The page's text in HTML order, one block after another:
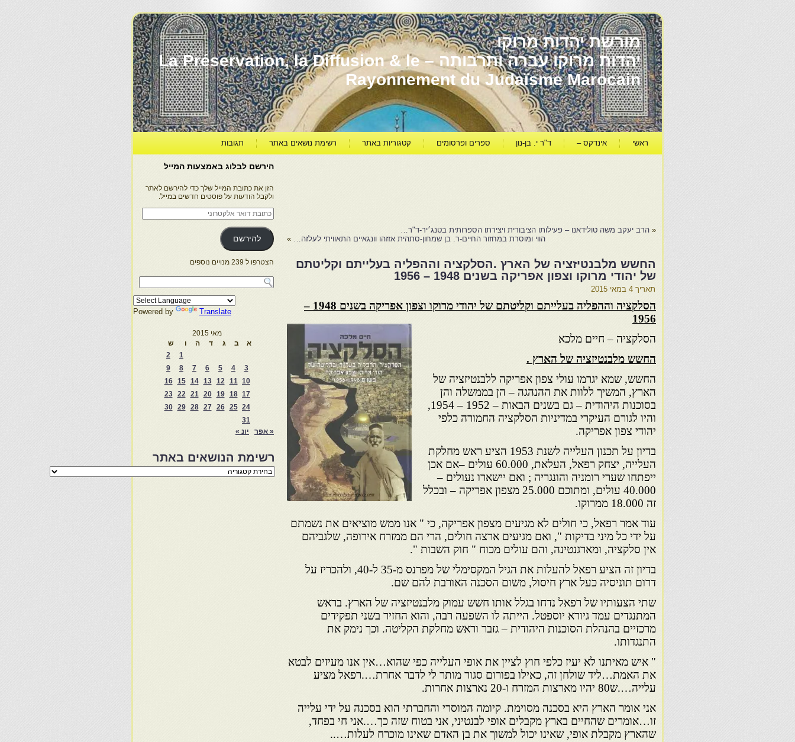
מורשת יהדות מרוקו
יהדות מרוקו עברה ותרבותה – La Préservation, la Diffusion & le
Rayonnement du Judaïsme Marocain
ראשי אינדקס – ד"ר י. בן-נון ספרים ופרסומים קטגוריות באתר רשימת נושאים באתר תגובות
« הרב יעקב משה טולידאנו – פעילותו הציבורית ויצירתו הספרותית בטנג׳יר-ד"ר…
הווי ומוסרת במחזור החיים-ר. בן שמחון-סתהית אזזהו וונגאיים התאוויתי לעלזה… »
החשש מלבנטיזציה של הארץ .הסלקציה וההפליה בעלייתם וקליטתם
של יהודי מרוקו וצפון אפריקה בשנים 1948 – 1956
תאריך 4 במאי 2015
הסלקציה וההפליה בעלייתם וקליטתם של יהודי מרוקו וצפון אפריקה בשנים 1948 –
1956
הסלקציה – חיים מלכא
החשש מלבנטיזציה של הארץ .
החשש, שמא יגרמו עולי צפון אפריקה ללבנטיזציה של
הארץ, המשיך ללוות את ההנהגה – הן בממשלה והן
בסוכנות היהודית – גם בשנים הבאות – 1952 – 1954,
והיו לגורם העיקרי במדיניות הסלקציה החמורה כלפי
יהודי צפון אפריקה.
בדיון על תכנון העלייה לשנת 1953 הציע ראש מחלקת
העלייה, יצחק רפאל, העלאת, 60.000 עולים –אם אכן
ייפתחו שערי רומניה והונגריה ; ואם יישארו נעולים –
40.000 עולים, ומתוכם 25.000 מצפון אפריקה – ובכלל
זה 18.000 ממרוקו.
עוד אמר רפאל, כי חולים לא מגיעים מצפון אפריקה, כי " אנו ממש מוציאים את נשמתם
על ידי כל מיני בדיקות ", ואם מגיעים ארצה חולים, הרי הם ממזרח אירופה, שלגביהם
אין סלקציה, ומארגנטינה, והם עולים מכוח " חוק השבות ".
בדיון זה הציע רפאל להעלות את הגיל המקסימלי של מפרנס מ-35 ל-40, ולהכריז על
דרום תוניסיה כעל ארץ חיסול, משום הסכנה האורבת להם שם.
שתי הצעותיו של רפאל נדחו בגלל אותו חשש עמוק מלבנטיזציה של הארץ. בראש
המתנגדים עמד גיורא יוספטל. הייתה לו השפעה רבה, והוא החזיר בשני תפקידים
מרכזיים בהנהלת הסוכנות היהודית – גזבר וראש מחלקת הקליטה. וכך נימק את
התנגדותו.
" איש מאיתנו לא יעיז כלפי חוץ לציין את אופי העלייה כפי שהוא…אין אנו מעיזים לבטא
את האמת…ליד שולחן זה, כאילו בפורום סגור מותר לי לדבר אחרת….רפאל מציע
עלייה….ש80 יהיו מארצות המזרח ו-20 נארצות אחרות.
אני אומר הארץ היא בסכנה מסוימת. קיומה המוסרי והחברתי הוא בסכנה על ידי עלייה
זו…אומרים שהחיים בארץ מקבלים אופי לבנטיני, אני בטוח שזה כך….אני חי בפחד,
שהארץ מקבלת אופי, שאינו יכול למשוך את בן האדם שאינו מוכרח לעלות…..
הירשם לבלוג באמצעות המייל
הזן את כתובת המייל שלך כדי להירשם לאתר
ולקבל הודעות על פוסטים חדשים במייל.
כתובת
דואר
אלקטרוני
להירשם
הצטרפו ל 239 מנויים נוספים
Powered by Translate
מאי 2015
א
ב ג ד ה ו
ש
1
2
3
4
5
6
7
8
9
10
11
12
13
14
15
16
17
18
19
20
21
22
23
24
25
26
27
28
29
30
31
« אפר
יונ »
רשימת הנושאים באתר
רשימת
הנושאים